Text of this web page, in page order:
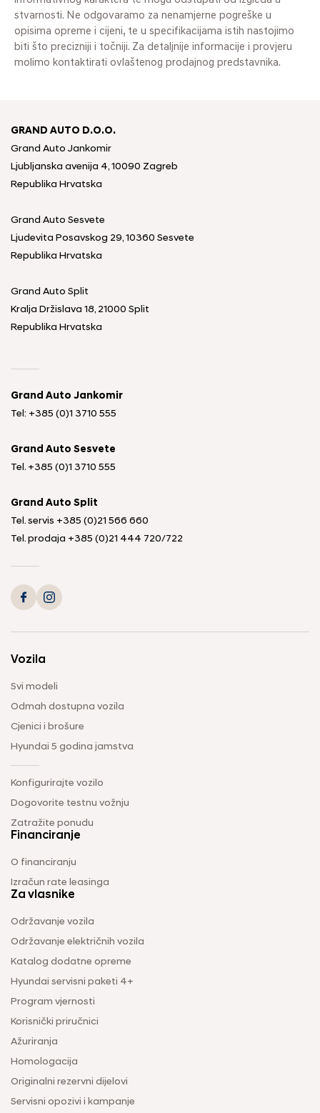
stvarnosti. Ne odgovaramo za nenamjerne pogreške u
opisima opreme i cijeni, te u specifikacijama istih nastojimo
biti što precizniji i točniji. Za detaljnije informacije i provjeru
molimo kontaktirati ovlaštenog prodajnog predstavnika.
GRAND AUTO D.O.O.
Grand Auto Jankomir
Ljubljanska avenija 4, 10090 Zagreb
Republika Hrvatska
Grand Auto Sesvete
Ljudevita Posavskog 29, 10360 Sesvete
Republika Hrvatska
Grand Auto Split
Kralja Držislava 18, 21000 Split
Republika Hrvatska
Grand Auto Jankomir
Tel: +385 (0)1 3710 555
Grand Auto Sesvete
Tel. +385 (0)1 3710 555
Grand Auto Split
Tel. servis +385 (0)21 566 660
Tel. prodaja +385 (0)21 444 720/722
Vozila
Svi modeli
Odmah dostupna vozila
Cjenici i brošure
Hyundai 5 godina jamstva
Konfigurirajte vozilo
Dogovorite testnu vožnju
Zatražite ponudu
Financiranje
O financiranju
Izračun rate leasinga
Za vlasnike
Održavanje vozila
Održavanje električnih vozila
Katalog dodatne opreme
Hyundai servisni paketi 4+
Program vjernosti
Korisnički priručnici
Ažuriranja
Homologacija
Originalni rezervni dijelovi
Servisni opozivi i kampanje